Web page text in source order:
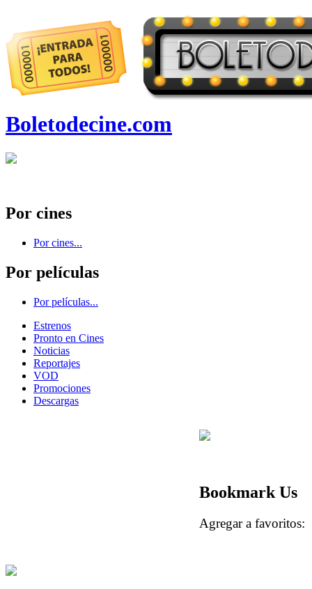
Boletodecine.com
Por cines
Por cines...
Por películas
Por películas...
Estrenos
Pronto en Cines
Noticias
Reportajes
VOD
Promociones
Descargas
Bookmark Us
Agregar a